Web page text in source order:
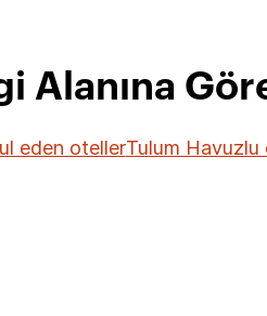
Alanına
eden otellerTulum Havuzlu